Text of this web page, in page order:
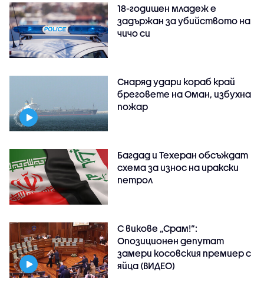
18-годишен младеж е
задържан за убийството на
чичо си
Снаряд удари кораб край
бреговете на Оман, избухна
пожар
Багдад и Техеран обсъждат
схема за износ на иракски
петрол
С викове „Срам!“:
Опозиционен депутат
замери косовския премиер с
яйца (ВИДЕО)